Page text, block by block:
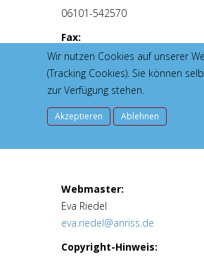
06101-542570
Fax:
06101-542571
E-Mail:
Webmaster:
Eva Riedel
eva.riedel@anriss.de
Copyright-Hinweis:
Wir nutzen Cookies auf unserer
(Tracking Cookies). Sie können
zur Verfügung stehen.
Akzeptieren Ablehnen